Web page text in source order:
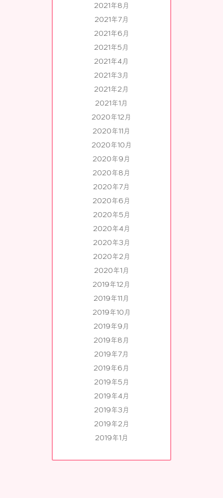
2021年8月
2021年7月
2021年6月
2021年5月
2021年4月
2021年3月
2021年2月
2021年1月
2020年12月
2020年11月
2020年10月
2020年9月
2020年8月
2020年7月
2020年6月
2020年5月
2020年4月
2020年3月
2020年2月
2020年1月
2019年12月
2019年11月
2019年10月
2019年9月
2019年8月
2019年7月
2019年6月
2019年5月
2019年4月
2019年3月
2019年2月
2019年1月